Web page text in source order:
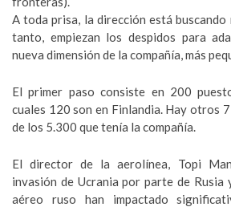
A toda prisa, la dirección está buscando
tanto, empiezan los despidos para
nueva dimensión de la compañía, más
El primer paso consiste en 200
cuales 120 son en Finlandia. Hay otros
de los 5.300 que tenía la compañía.
El director de la aerolínea, Topi
invasión de Ucrania por parte de Rusia
aéreo ruso han impactado